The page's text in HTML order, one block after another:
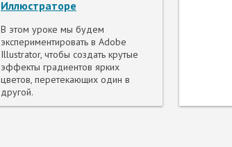
Иллюстраторе
В этом уроке мы будем
экспериментировать в Adobe
Illustrator, чтобы создать крутые
эффекты градиентов ярких
цветов, перетекающих один в
другой.